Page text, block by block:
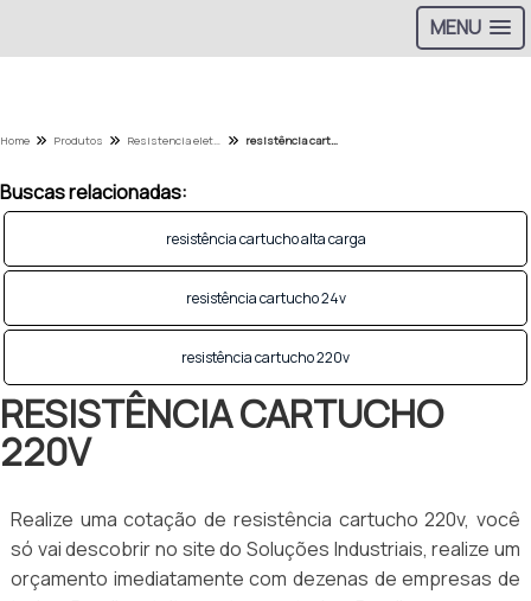
MENU
Home Produtos Resistencia eletrica - Categoria resistência cartucho 220v
Buscas relacionadas:
resistência cartucho alta carga
resistência cartucho 24v
resistência cartucho 220v
RESISTÊNCIA CARTUCHO
220V
Realize uma cotação de resistência cartucho 220v, você
só vai descobrir no site do Soluções Industriais, realize um
orçamento imediatamente com dezenas de empresas de